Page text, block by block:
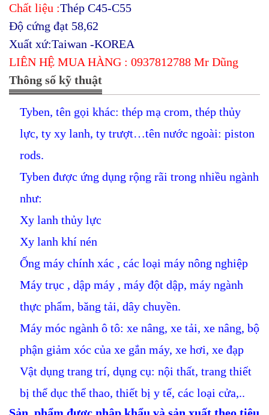
Chất liệu :Thép C45-C55
Độ cứng đạt 58,62
Xuất xứ:Taiwan -KOREA
LIÊN HỆ MUA HÀNG : 0937812788 Mr Dũng
Thông số kỹ thuật
Tyben, tên gọi khác: thép mạ crom, thép thủy
lực, ty xy lanh, ty trượt…tên nước ngoài: piston
rods.
Tyben được ứng dụng rộng rãi trong nhiều ngành
như:
Xy lanh thủy lực
Xy lanh khí nén
Ống máy chính xác , các loại máy nông nghiệp
Máy trục , dập máy , máy đột dập, máy ngành
thực phẩm, băng tải, dây chuyền.
Máy móc ngành ô tô: xe nâng, xe tải, xe nâng, bộ
phận giảm xóc của xe gắn máy, xe hơi, xe đạp
Vật dụng trang trí, dụng cụ: nội thất, trang thiết
bị thể dục thể thao, thiết bị y tế, các loại cửa,..